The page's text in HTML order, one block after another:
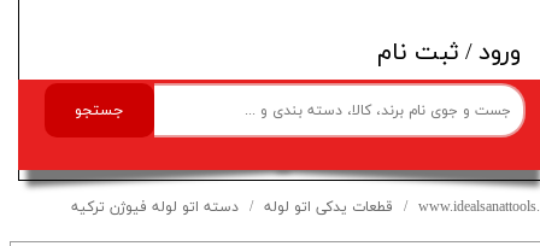
جستجو
ورود/ ثبت نام
قطعات یدکی اتو لوله دسته اتو لوله فیوژن ترکیه